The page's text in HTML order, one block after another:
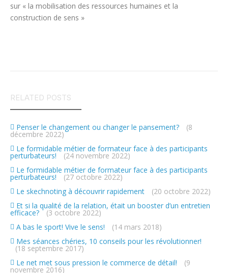
sur « la mobilisation des ressources humaines et la
construction de sens »
RELATED POSTS
Penser le changement ou changer le pansement? (8
décembre 2022)
Le formidable métier de formateur face à des participants
perturbateurs!
(24 novembre 2022)
Le formidable métier de formateur face à des participants
perturbateurs!
(27 octobre 2022)
Le skechnoting à découvrir rapidement
(20 octobre 2022)
Et si la qualité de la relation, était un booster d’un entretien
efficace?
(3 octobre 2022)
A bas le sport! Vive le sens!
(14 mars 2018)
Mes séances chéries, 10 conseils pour les révolutionner!
(18 septembre 2017)
Le net met sous pression le commerce de détail!
(9
novembre 2016)